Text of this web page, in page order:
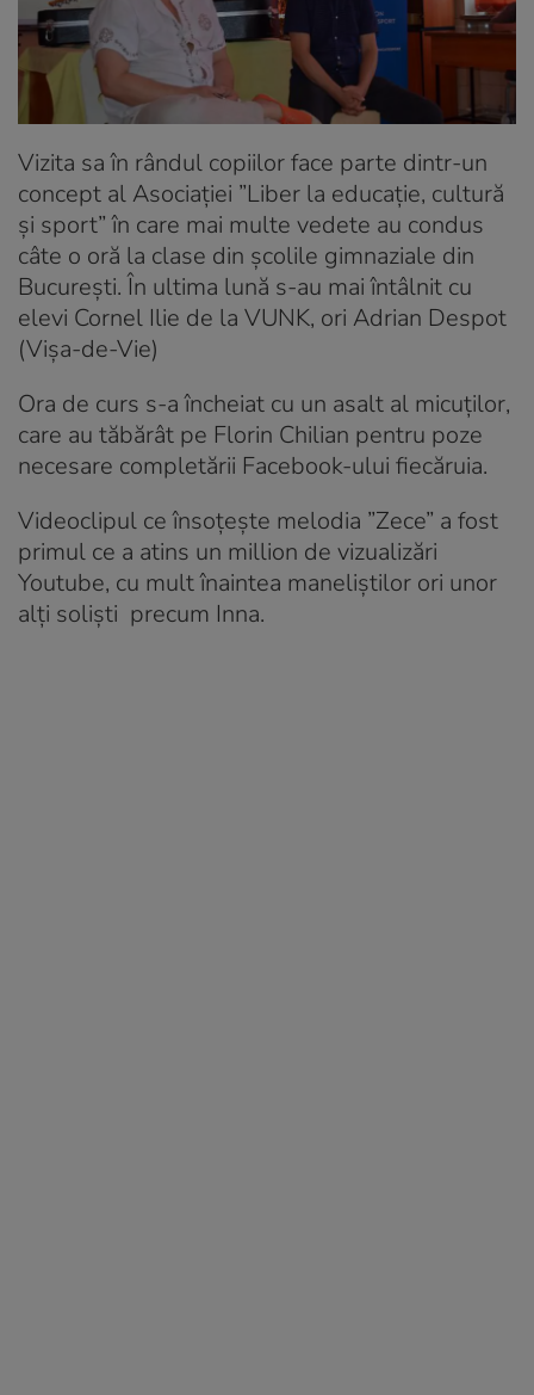
Vizita sa în rândul copiilor face parte dintr-un
concept al Asociației ”Liber la educație, cultură
și sport” în care mai multe vedete au condus
câte o oră la clase din şcolile gimnaziale din
București. În ultima lună s-au mai întâlnit cu
elevi Cornel Ilie de la VUNK, ori Adrian Despot
(Vișa-de-Vie)
Ora de curs s-a încheiat cu un asalt al micuţilor,
care au tăbărât pe Florin Chilian pentru poze
necesare completării Facebook-ului fiecăruia.
Videoclipul ce însoțește melodia ”Zece” a fost
primul ce a atins un million de vizualizări
Youtube, cu mult înaintea maneliștilor ori unor
alți soliști precum Inna.